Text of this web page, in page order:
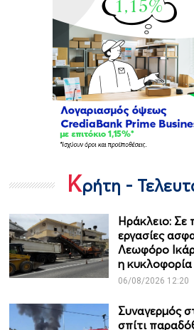
Κρήτη -
Ηράκλειο: Σε
εργασίες
Λεωφόρο
η κυκλοφορία
06/08/2026 12:20
Συναγερμός
σπίτι